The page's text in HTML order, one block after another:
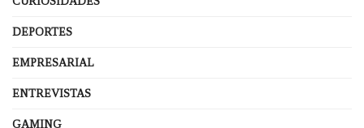
DEPORTES
EMPRESARIAL
ENTREVISTAS
GAMING